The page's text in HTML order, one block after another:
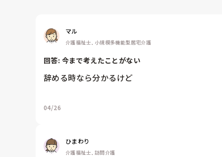
マル
介護福祉士, 小規模多機能型居宅介護
回答: 今まで考えたことがない
辞める時なら分かるけど
04/26
ひまわり
介護福祉士, 訪問介護